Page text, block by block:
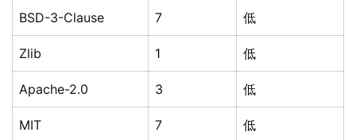
BSD-3-Clause 7 低
Zlib 1 低
Apache-2.0 3 低
MIT 7 低